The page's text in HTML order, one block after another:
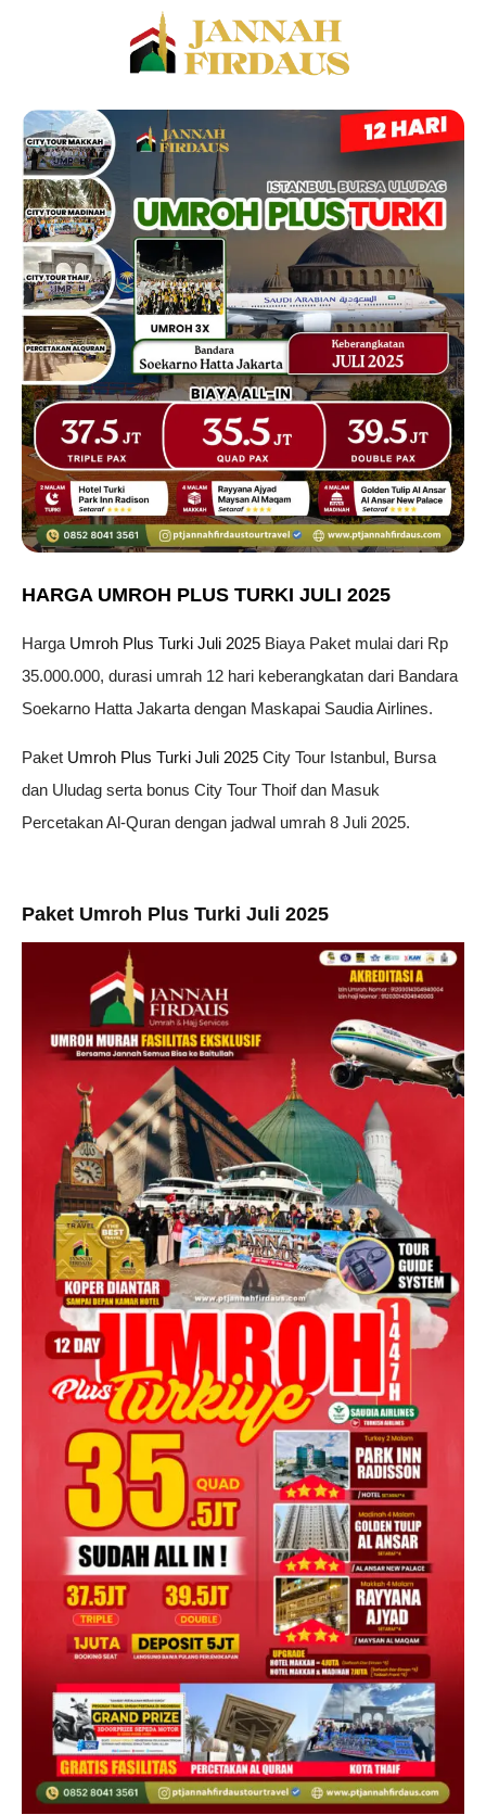
HARGA UMROH PLUS TURKI JULI 2025
Harga Umroh Plus Turki Juli 2025 Biaya Paket mulai dari Rp
35.000.000, durasi umrah 12 hari keberangkatan dari Bandara
Soekarno Hatta Jakarta dengan Maskapai Saudia Airlines.
Paket Umroh Plus Turki Juli 2025 City Tour Istanbul, Bursa
dan Uludag serta bonus City Tour Thoif dan Masuk
Percetakan Al-Quran dengan jadwal umrah 8 Juli 2025.
Paket Umroh Plus Turki Juli 2025